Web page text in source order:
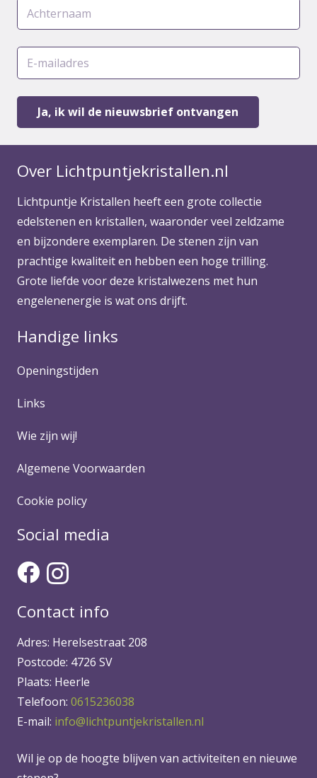
Over Lichtpuntjekristallen.nl
Lichtpuntje Kristallen heeft een grote collectie
edelstenen en kristallen, waaronder veel zeldzame
en bijzondere exemplaren. De stenen zijn van
prachtige kwaliteit en hebben een hoge trilling.
Grote liefde voor deze kristalwezens met hun
engelenenergie is wat ons drijft.
Handige links
Openingstijden
Links
Wie zijn wij!
Algemene Voorwaarden
Cookie policy
Social media
Contact info
Adres: Herelsestraat 208
Postcode: 4726 SV
Plaats: Heerle
Telefoon: 0615236038
E-mail: info@lichtpuntjekristallen.nl
Wil je op de hoogte blijven van activiteiten en nieuwe